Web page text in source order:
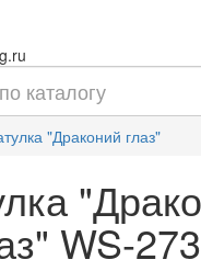
"Драконий глаз"
WS-273